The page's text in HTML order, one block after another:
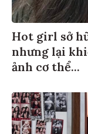
Hot girl sở
nhưng lại
ảnh cơ thể...